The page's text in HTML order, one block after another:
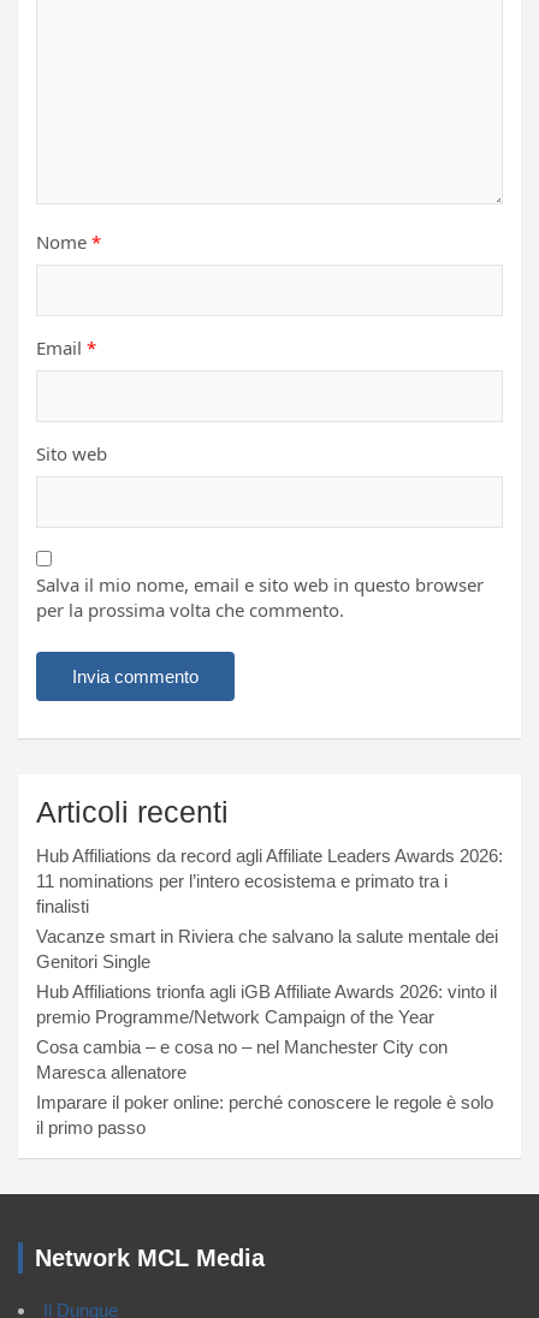
Nome *
Email *
Sito web
Salva il mio nome, email e sito web in questo browser
per la prossima volta che commento.
Articoli recenti
Hub Affiliations da record agli Affiliate Leaders Awards 2026:
11 nominations per l’intero ecosistema e primato tra i
finalisti
Vacanze smart in Riviera che salvano la salute mentale dei
Genitori Single
Hub Affiliations trionfa agli iGB Affiliate Awards 2026: vinto il
premio Programme/Network Campaign of the Year
Cosa cambia – e cosa no – nel Manchester City con
Maresca allenatore
Imparare il poker online: perché conoscere le regole è solo
il primo passo
Network MCL Media
Il Dunque